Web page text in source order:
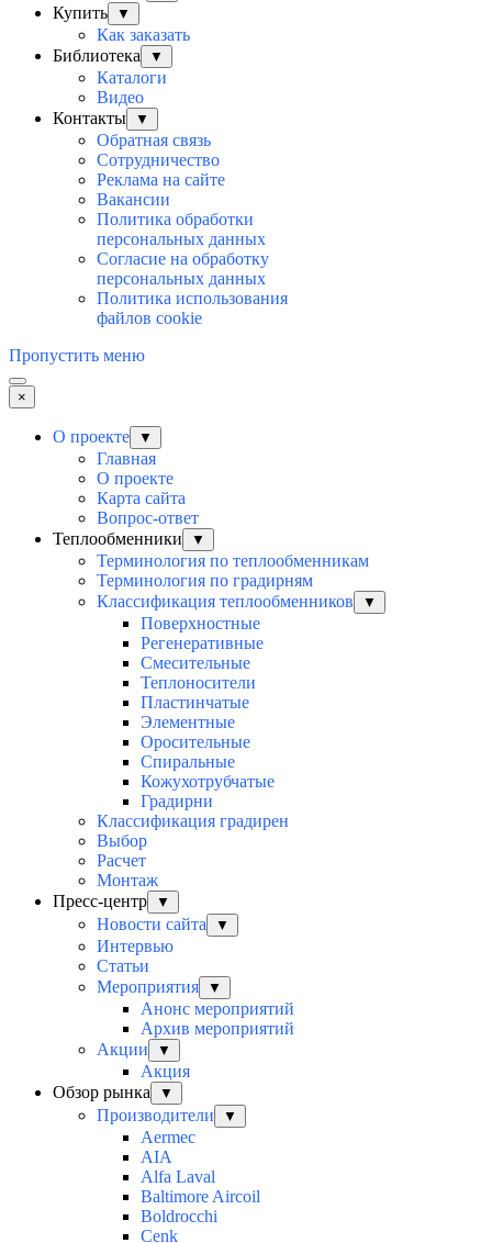
Купить ▼
Как заказать
Библиотека
▼
Каталоги
Видео
Контакты
▼
Обратная связь
Сотрудничество
Реклама на сайте
Вакансии
Политика обработки
персональных данных
Согласие на обработку
персональных данных
Политика использования
файлов cookie
Пропустить меню
×
О проекте ▼
Главная
О проекте
Карта сайта
Вопрос-ответ
Теплообменники
▼
Терминология по теплообменникам
Терминология по градирням
Классификация теплообменников
▼
Поверхностные
Регенеративные
Смесительные
Теплоносители
Пластинчатые
Элементные
Оросительные
Спиральные
Кожухотрубчатые
Градирни
Классификация градирен
Выбор
Расчет
Монтаж
Пресс-центр
▼
Новости сайта ▼
Интервью
Статьи
Мероприятия
▼
Анонс мероприятий
Архив мероприятий
Акции
▼
Акция
Обзор рынка
▼
Производители ▼
Aermec
AIA
Alfa Laval
Baltimore Aircoil
Boldrocchi
Cenk